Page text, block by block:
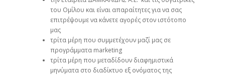
του Ομίλου και είναι απαραίτητες για να σας
επιτρέψουμε να κάνετε αγορές στον ιστότοπο
μας
τρίτα μέρη που συμμετέχουν μαζί μας σε
προγράμματα marketing
τρίτα μέρη που μεταδίδουν διαφημιστικά
μηνύματα στο διαδίκτυο εξ ονόματος της